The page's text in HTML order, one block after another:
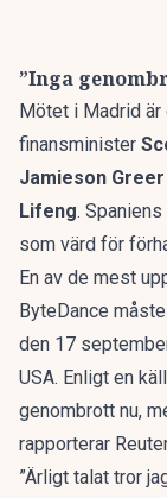
”Inga
Mötet i Madrid är
finansminister
Jamieson Greer
Lifeng.
som värd för
En av de mest
ByteDance
den 17
USA. Enligt en
genombrott nu,
rapporterar
”Ärligt talat tror